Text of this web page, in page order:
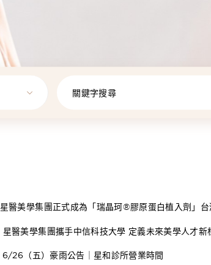
關鍵字搜尋
星醫美學集團正式成為「瑞晶珂®膠原蛋白植入劑」
星醫美學集團攜手中信科技大學 定義未來美學人才新
6/26（五）豪雨公告｜星和診所營業時間